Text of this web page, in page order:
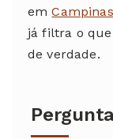
emCampinas
já filtra o
de verdade.